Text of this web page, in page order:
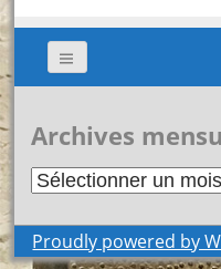
Archives
Archives
Proudly powered by